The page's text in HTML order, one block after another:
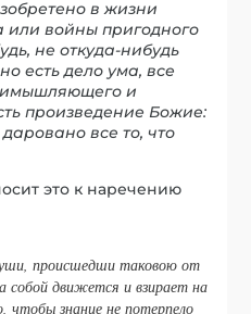
в жизни
или войны пригодного
не откуда-нибудь
есть дело ума, все
и
произведение Божие:
все то, что
это к наречению
происшедши таковою от
собой движется и взирает на
чтобы знание не потерпело